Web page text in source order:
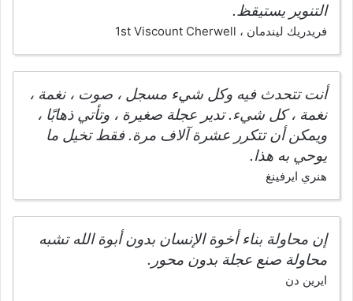
التنوير يستيقظ.
فريدريك ليندمان ، 1st Viscount Cherwell
أنت تتحدث فيه وكل شيء مسجل ، صوت ، نغمة ،
نغمة ، كل شيء. تدير عجلة صغيرة ، وتأتي ذهابًا ،
ويمكن أن تتكرر عشرة آلاف مرة. فقط تخيل ما
يوحي به هذا.
هنري ايرفينغ
إن محاولة بناء أخوة الإنسان بدون أبوة الله تشبه
محاولة صنع عجلة بدون محور.
ايرين دن